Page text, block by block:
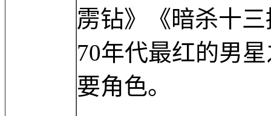
雳钻》《暗杀十
70年代最红的男
要角色。